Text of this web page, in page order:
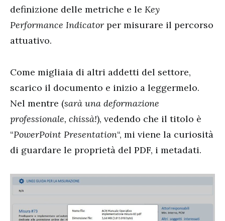
definizione delle metriche e le Key
Performance Indicator per misurare il percorso
attuativo.
Come migliaia di altri addetti del settore,
scarico il documento e inizio a leggermelo.
Nel mentre (sarà una deformazione
professionale, chissà!), vedendo che il titolo è
“PowerPoint Presentation“, mi viene la curiosità
di guardare le proprietà del PDF, i metadati.